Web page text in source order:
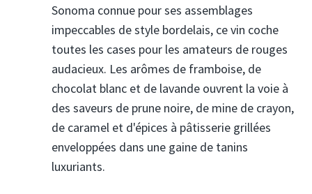
Sonoma connue pour ses assemblages
impeccables de style bordelais, ce vin coche
toutes les cases pour les amateurs de rouges
audacieux. Les arômes de framboise, de
chocolat blanc et de lavande ouvrent la voie à
des saveurs de prune noire, de mine de crayon,
de caramel et d'épices à pâtisserie grillées
enveloppées dans une gaine de tanins
luxuriants.